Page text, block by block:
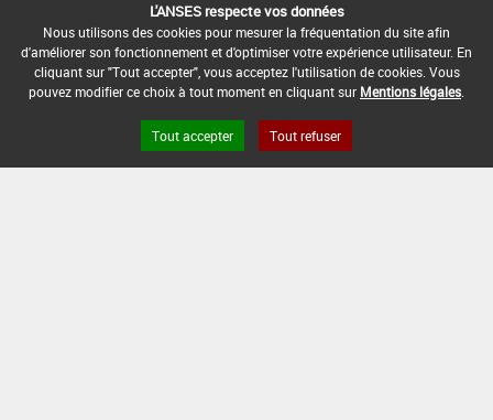
DATE DE FIN DE DISTRIBUTION :
-
DATE DE FIN D'UTILISATION :
L'ANSES respecte vos données
Nous utilisons des cookies pour mesurer la fréquentation du site afin
d'améliorer son fonctionnement et d'optimiser votre expérience utilisateur. En
cliquant sur "Tout accepter", vous acceptez l'utilisation de cookies. Vous
pouvez modifier ce choix à tout moment en cliquant sur Mentions légales
Tout accepter Tout refuser